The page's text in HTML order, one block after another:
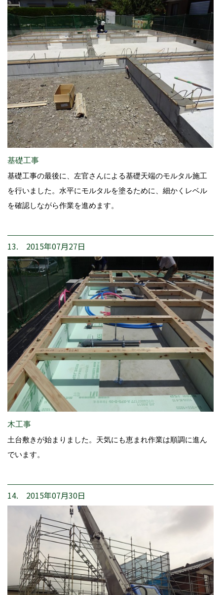
基礎工事
基礎工事の最後に、左官さんによる基礎天端のモルタル施工
を行いました。水平にモルタルを塗るために、細かくレベル
を確認しながら作業を進めます。
13. 2015年07月27日
木工事
土台敷きが始まりました。天気にも恵まれ作業は順調に進ん
でいます。
14. 2015年07月30日